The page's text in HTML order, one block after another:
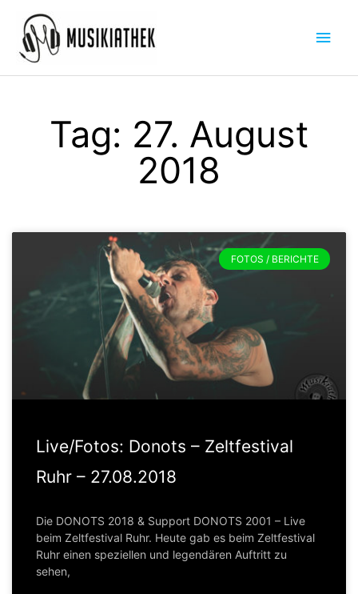
Inhalt
springen
Tag: 27. August
2018
FOTOS / BERICHTE
Live/Fotos: Donots – Zeltfestival
Ruhr – 27.08.2018
Die DONOTS 2018 & Support DONOTS 2001 – Live
beim Zeltfestival Ruhr. Heute gab es beim Zeltfestival
Ruhr einen speziellen und legendären Auftritt zu
sehen,